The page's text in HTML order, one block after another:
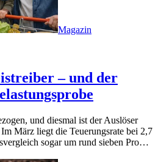
Magazin
– und der
und diesmal ist der Auslöser
März liegt die Teuerungsrate bei 2,7
sogar um rund sieben Pro…